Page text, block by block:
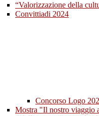
“Valorizzazione della
Convittiadi 2024
Concorso Logo
Mostra "Il nostro viaggio